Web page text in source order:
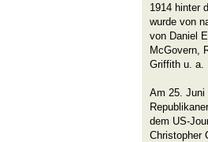
1914 hinter
wurde von
von Daniel
McGovern,
Griffith u. a.
Am 25. Juni
dem US-
Christopher